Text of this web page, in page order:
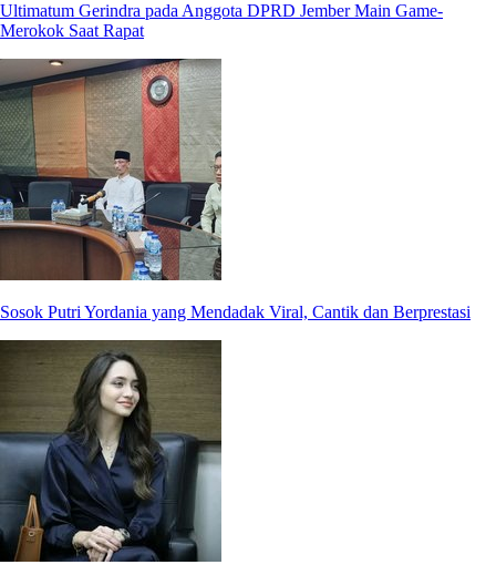
Ultimatum Gerindra pada Anggota DPRD Jember Main Game-
Merokok Saat Rapat
Sosok Putri Yordania yang Mendadak Viral, Cantik dan Berprestasi